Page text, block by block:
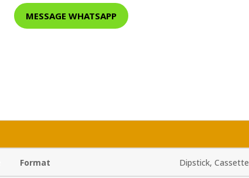
MESSAGE WHATSAPP
Format Dipstick, Cassette